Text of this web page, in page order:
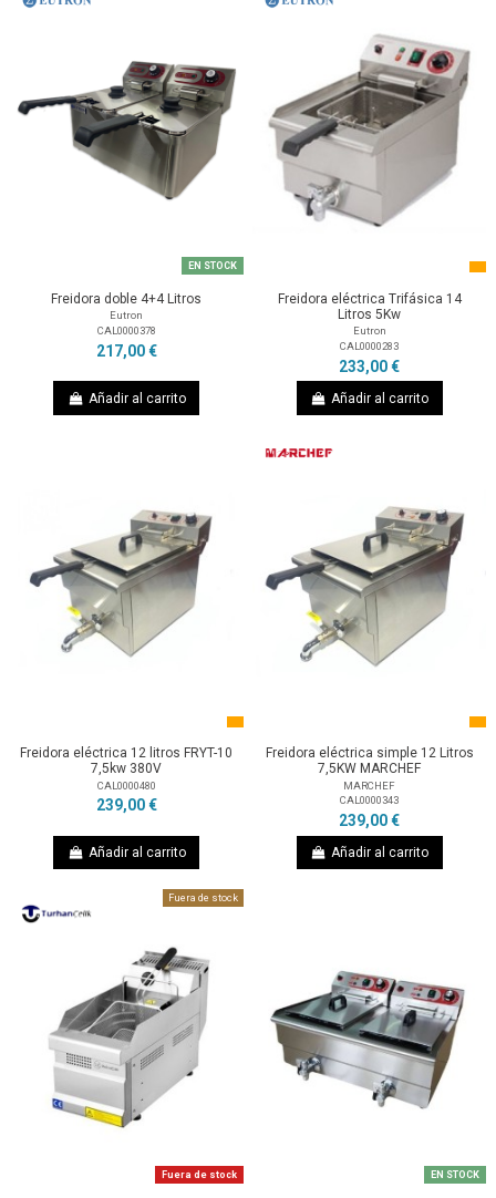
EN STOCK
Freidora doble 4+4 Litros
Eutron
CAL0000378
217,00 €
Añadir al carrito
Freidora eléctrica Trifásica 14
Litros 5Kw
Eutron
CAL0000283
233,00 €
Añadir al carrito
Freidora eléctrica 12 litros FRYT-10
7,5kw 380V
CAL0000480
239,00 €
Añadir al carrito
Freidora eléctrica simple 12 Litros
7,5KW MARCHEF
MARCHEF
CAL0000343
239,00 €
Añadir al carrito
Fuera de stock
Fuera de stock EN STOCK